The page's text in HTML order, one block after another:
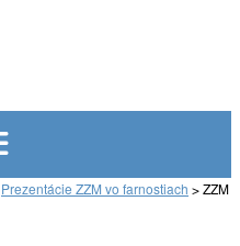
Prezentácie ZZM vo farnostiach>ZZM